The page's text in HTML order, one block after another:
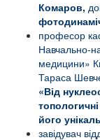
Комаров,
професор
Навчально-
медицини»
Тараса
«Від
його
завідувач